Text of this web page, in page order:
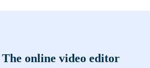
The online video editor